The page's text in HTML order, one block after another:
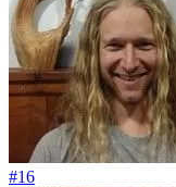
#16